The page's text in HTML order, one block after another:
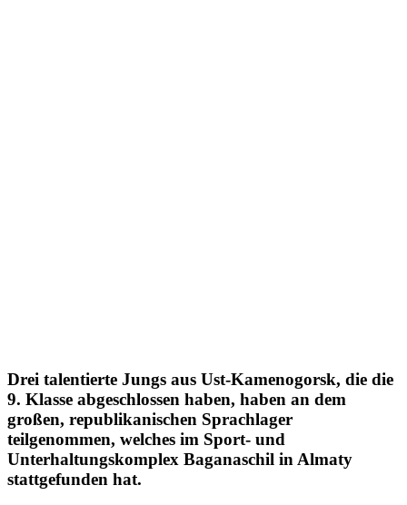
Drei talentierte Jungs aus Ust-Kamenogorsk, die die
9. Klasse abgeschlossen haben, haben an dem
großen, republikanischen Sprachlager
teilgenommen, welches im Sport- und
Unterhaltungskomplex Baganaschil in Almaty
stattgefunden hat.